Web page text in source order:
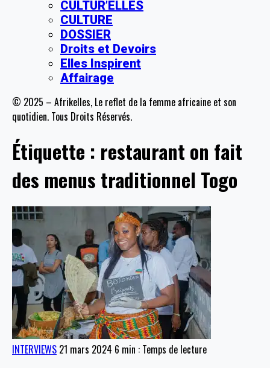
CULTUR’ELLES
CULTURE
DOSSIER
Droits et Devoirs
Elles Inspirent
Affairage
© 2025 – Afrikelles, Le reflet de la femme africaine et son
quotidien. Tous Droits Réservés.
Étiquette : restaurant on fait
des menus traditionnel Togo
INTERVIEWS 21 mars 2024 6 min : Temps de lecture